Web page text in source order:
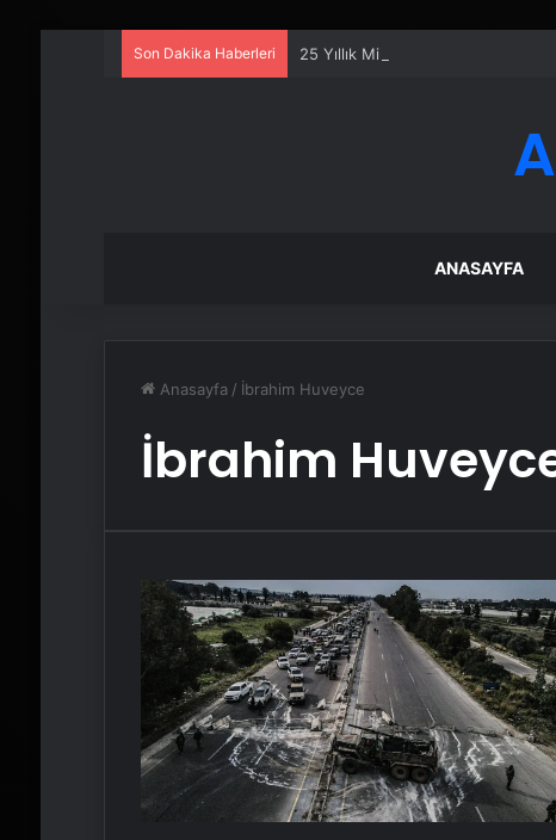
Son Dakika Haberleri 25 Yıllık Miras Davasında Gözler
ANASAYFA
Anasayfa / İbrahim Huveyce
İbrahim